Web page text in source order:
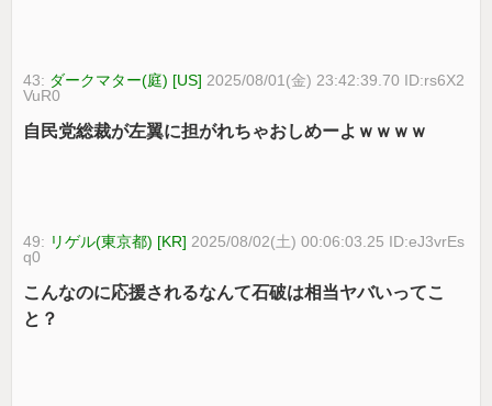
43: ダークマター(庭) [US] 2025/08/01(金) 23:42:39.70 ID:rs6X2
VuR0
自民党総裁が左翼に担がれちゃおしめーよｗｗｗｗ
49: リゲル(東京都) [KR] 2025/08/02(土) 00:06:03.25 ID:eJ3vrEs
q0
こんなのに応援されるなんて石破は相当ヤバいってこ
と？